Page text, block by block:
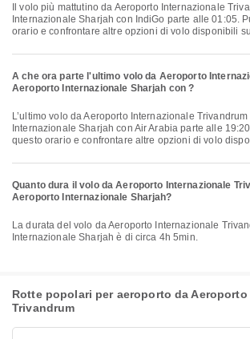
Internazionale Sharjah con IndiGo parte alle 01:05.
orario e confrontare altre opzioni di volo disponibili
A che ora parte l'ultimo volo da Aeroporto
Aeroporto Internazionale Sharjah con ?
L’ultimo volo da Aeroporto Internazionale Trivandrum a Aeroporto
Internazionale Sharjah con Air Arabia parte alle
questo orario e confrontare altre opzioni di volo
Quanto dura il volo da Aeroporto Internazionale
Aeroporto Internazionale Sharjah?
La durata del volo da Aeroporto Internazionale Trivandrum a Aeroporto
Internazionale Sharjah è di circa 4h 5min.
Rotte popolari per aeroporto da
Trivandrum